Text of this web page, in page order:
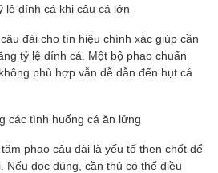
lệ dính cá khi câu cá lớn
đài cho tín hiệu chính xác giúp cần
tỷ lệ dính cá. Một bộ phao chuẩn
phù hợp vẫn dễ dẫn đến hụt cá
các tình huống cá ăn lửng
phao câu đài là yếu tố then chốt để
Nếu đọc đúng, cần thủ có thể điều